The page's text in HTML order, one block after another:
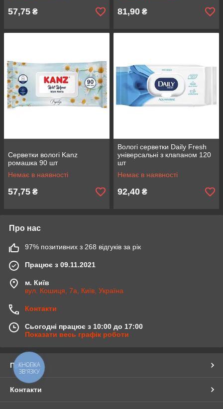
57,75 ₴ 81,90 ₴
Серветки вологі Kanz
ромашка 90 шт
Немає в наявності
57,75 ₴
Вологі серветки Daily Fresh
універсальні з клапаном 120
шт
Немає в наявності
92,40 ₴
Про нас
97% позитивних з 268 відгуків за рік
Працює з 09.11.2021
м. Київ
вул. Кошиця, 7а, Київ, Україна
Контакти
Сьогодні працює з 10:00 до 17:00
Показати весь графік роботи
Про нас
Контакти
КНОПКА
ЗВ'ЯЗКУ